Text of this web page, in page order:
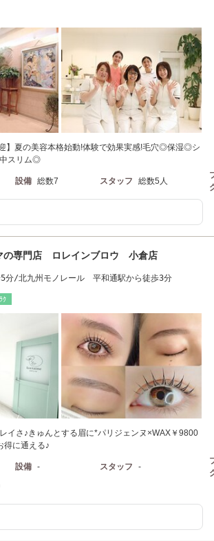
】夏の美容本格始動!体験で効果実感!毛穴◎保湿◎シ
スリム◎
設備 総数7 スタッフ 総数5人
の専門店 ロレインブロウ 小倉店
5分/北九州モノレール 平和通駅から徒歩3分
ｸ
イさ♪きゅんとする眉に*パリジェンヌ×WAX￥9800
得に通える♪
設備 - スタッフ -